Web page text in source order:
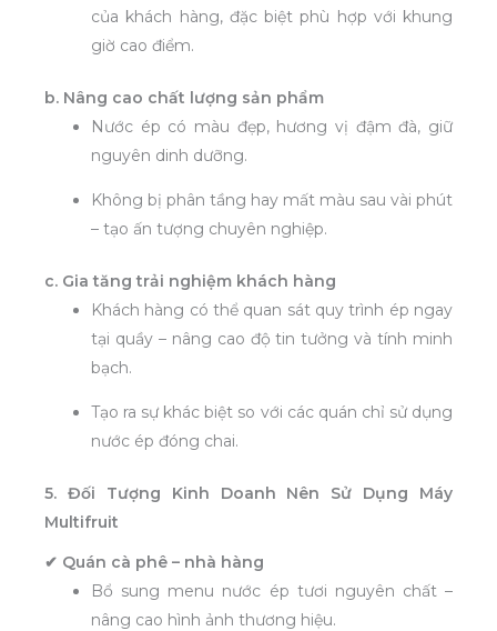
của khách hàng, đặc biệt phù hợp với khung
giờ cao điểm.
b. Nâng cao chất lượng sản phẩm
Nước ép có màu đẹp, hương vị đậm đà, giữ
nguyên dinh dưỡng.
Không bị phân tầng hay mất màu sau vài phút
– tạo ấn tượng chuyên nghiệp.
c. Gia tăng trải nghiệm khách hàng
Khách hàng có thể quan sát quy trình ép ngay
tại quầy – nâng cao độ tin tưởng và tính minh
bạch.
Tạo ra sự khác biệt so với các quán chỉ sử dụng
nước ép đóng chai.
5. Đối Tượng Kinh Doanh Nên Sử Dụng Máy
Multifruit
✔ Quán cà phê – nhà hàng
Bổ sung menu nước ép tươi nguyên chất –
nâng cao hình ảnh thương hiệu.